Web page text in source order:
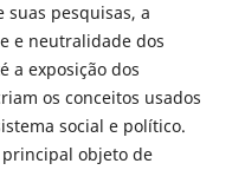
suas pesquisas, a
e neutralidade dos
a exposição dos
os conceitos usados
social e político.
objeto de